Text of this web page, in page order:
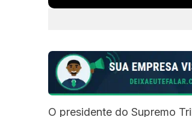
O presidente do Supremo